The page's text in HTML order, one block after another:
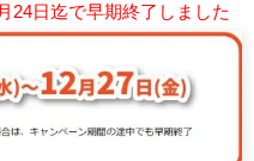
24日迄で早期終了しました